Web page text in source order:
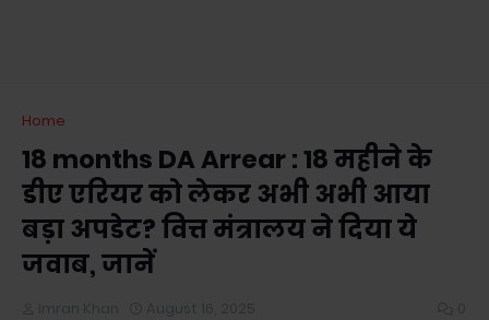
Home
18 months DA Arrear : 18 महीने के
डीए एरियर को लेकर अभी अभी आया
बड़ा अपडेट? वित्त मंत्रालय ने दिया ये
जवाब, जानें